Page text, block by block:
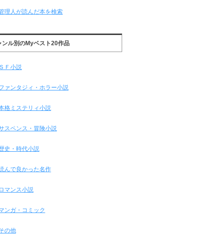
理人が読んだ本を検索
ンル別のMyベスト20作品
Ｆ小説
ァンタジィ・ホラー小説
格ミステリィ小説
スペンス・冒険小説
史・時代小説
んで良かった名作
マンス小説
ンガ・コミック
の他